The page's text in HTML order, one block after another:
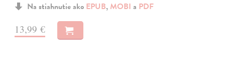
Na stiahnutie ako EPUB, MOBI a PDF
13,99 €